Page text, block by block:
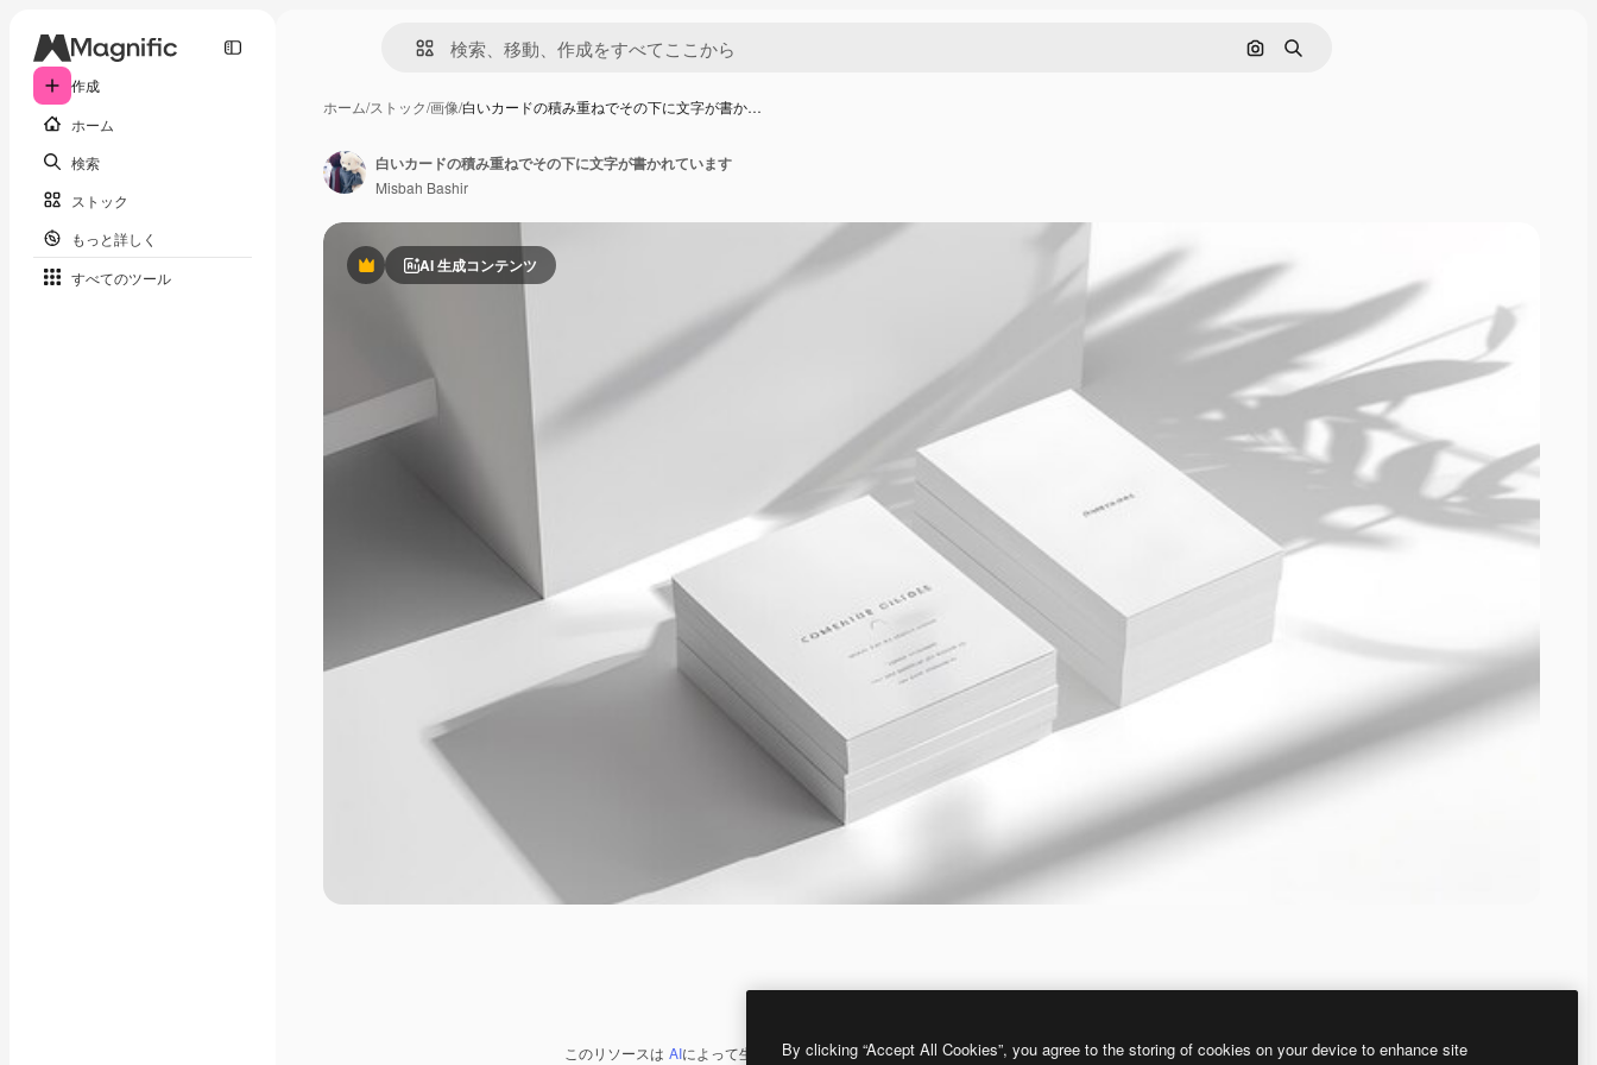
作成
ホーム
検索
ストック
もっと詳しく
すべてのツール
画像で検索
検索
ホーム/ストック/画像/白いカードの積み重ねでその下に文字が書か…
PremiumAI 生成コンテンツ
このリソースは AIによって生成されたものです。 AI画像生成ツールを使うと、あなた独自の画像を作成できます。
白いカードの積み重ねでその下に文字が書かれています
Misbah Bashir
By clicking “Accept All Cookies”, you agree to the storing of cookies on your device to enhance site